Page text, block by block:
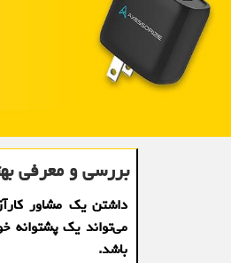
بررسی و معرفی
داشتن یك مشاور
می‌تواند یك پشتوانه
باشد.